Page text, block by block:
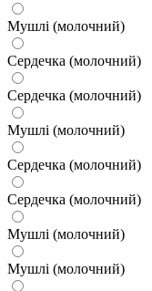
Мушлі (молочний)
Сердечка (молочний)
Сердечка (молочний)
Мушлі (молочний)
Сердечка (молочний)
Сердечка (молочний)
Мушлі (молочний)
Мушлі (молочний)